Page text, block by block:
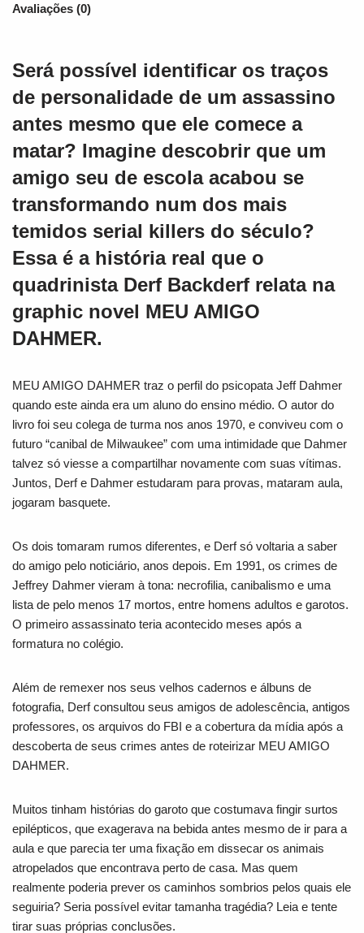
Avaliações (0)
Será possível identificar os traços
de personalidade de um assassino
antes mesmo que ele comece a
matar? Imagine descobrir que um
amigo seu de escola acabou se
transformando num dos mais
temidos serial killers do século?
Essa é a história real que o
quadrinista Derf Backderf relata na
graphic novel MEU AMIGO
DAHMER.
MEU AMIGO DAHMER traz o perfil do psicopata Jeff Dahmer
quando este ainda era um aluno do ensino médio. O autor do
livro foi seu colega de turma nos anos 1970, e conviveu com o
futuro “canibal de Milwaukee” com uma intimidade que Dahmer
talvez só viesse a compartilhar novamente com suas vítimas.
Juntos, Derf e Dahmer estudaram para provas, mataram aula,
jogaram basquete.
Os dois tomaram rumos diferentes, e Derf só voltaria a saber
do amigo pelo noticiário, anos depois. Em 1991, os crimes de
Jeffrey Dahmer vieram à tona: necrofilia, canibalismo e uma
lista de pelo menos 17 mortos, entre homens adultos e garotos.
O primeiro assassinato teria acontecido meses após a
formatura no colégio.
Além de remexer nos seus velhos cadernos e álbuns de
fotografia, Derf consultou seus amigos de adolescência, antigos
professores, os arquivos do FBI e a cobertura da mídia após a
descoberta de seus crimes antes de roteirizar MEU AMIGO
DAHMER.
Muitos tinham histórias do garoto que costumava fingir surtos
epilépticos, que exagerava na bebida antes mesmo de ir para a
aula e que parecia ter uma fixação em dissecar os animais
atropelados que encontrava perto de casa. Mas quem
realmente poderia prever os caminhos sombrios pelos quais ele
seguiria? Seria possível evitar tamanha tragédia? Leia e tente
tirar suas próprias conclusões.